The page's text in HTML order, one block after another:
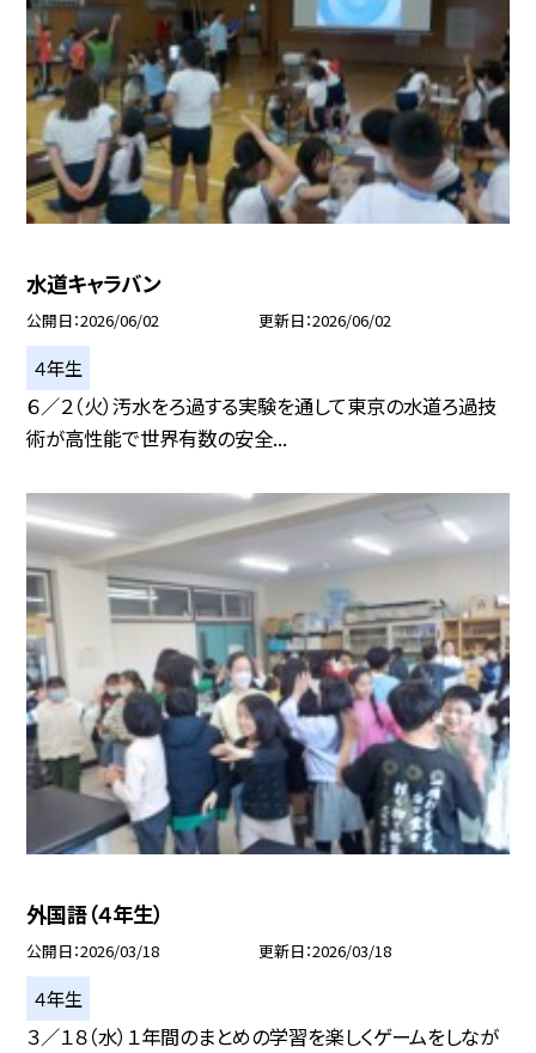
水道キャラバン
公開日 2026/06/02 更新日 2026/06/02
４年生
６／２（火）汚水をろ過する実験を通して東京の水道ろ過技
術が高性能で世界有数の安全...
外国語（４年生）
公開日 2026/03/18 更新日 2026/03/18
４年生
３／１８（水）１年間のまとめの学習を楽しくゲームをしなが